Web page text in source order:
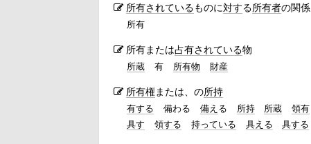
所有されているものに対する所有者の関係
所有
所有または占有されている物
所蔵 有 所有物 財産
所有権または、の所持
有する 備わる 備え る 所持 所蔵 領有
具す
領する 持っている 具える 具する